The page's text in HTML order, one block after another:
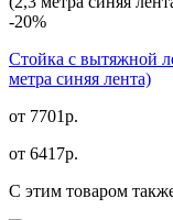
-20%
Стойка с вытяжной
метра синяя лента)
от 7701р.
от 6417р.
С этим товаром